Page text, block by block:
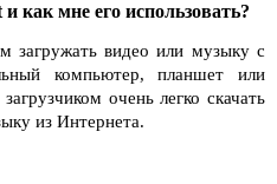
как мне его использовать?
загружать видео или музыку с
компьютер, планшет или
очень легко скачать
из Интернета.